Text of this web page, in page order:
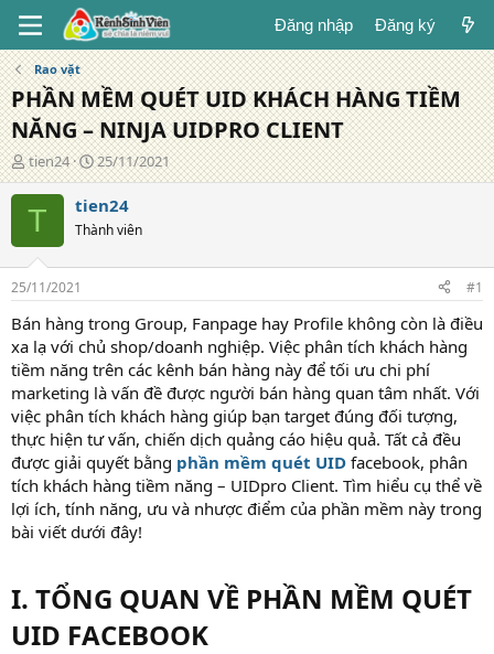
Đăng nhập Đăng ký
Rao vặt
PHẦN MỀM QUÉT UID KHÁCH HÀNG TIỀM
NĂNG – NINJA UIDPRO CLIENT
T
á
c
ả
tien24
N
g
à
đ
g
25/11/2021
T tien24
Thành viên
25/11/2021 #1
Bán hàng trong Group, Fanpage hay Profile không còn là điều
xa lạ với chủ shop/doanh nghiệp. Việc phân tích khách hàng
tiềm năng trên các kênh bán hàng này để tối ưu chi phí
marketing là vấn đề được người bán hàng quan tâm nhất. Với
việc phân tích khách hàng giúp bạn target đúng đối tượng,
thực hiện tư vấn, chiến dịch quảng cáo hiệu quả. Tất cả đều
được giải quyết bằng phần mềm quét UID facebook, phân
tích khách hàng tiềm năng – UIDpro Client. Tìm hiểu cụ thể về
lợi ích, tính năng, ưu và nhược điểm của phần mềm này trong
bài viết dưới đây!
I. TỔNG QUAN VỀ PHẦN MỀM QUÉT
UID FACEBOOK​